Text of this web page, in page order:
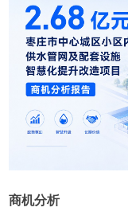
商机分析